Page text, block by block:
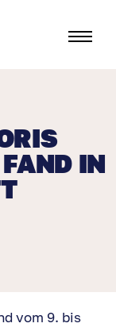
IN
vom 9. bis